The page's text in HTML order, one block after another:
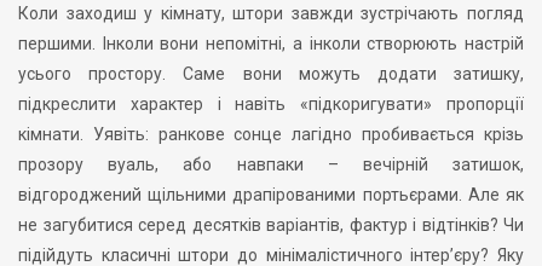
Коли заходиш у кімнату, штори завжди зустрічають погляд
першими. Інколи вони непомітні, а інколи створюють настрій
усього простору. Саме вони можуть додати затишку,
підкреслити характер і навіть «підкоригувати» пропорції
кімнати. Уявіть: ранкове сонце лагідно пробивається крізь
прозору вуаль, або навпаки – вечірній затишок,
відгороджений щільними драпірованими портьєрами. Але як
не загубитися серед десятків варіантів, фактур і відтінків? Чи
підійдуть класичні штори до мінімалістичного інтер’єру? Яку